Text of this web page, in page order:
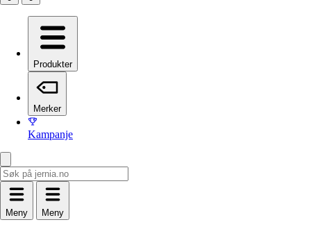
Produkter
Merker
Kampanje
Meny Meny